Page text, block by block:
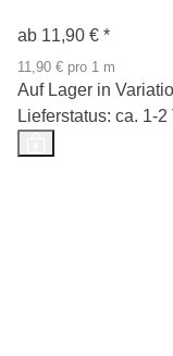
ab 11,90 € *
11,90 € pro 1 m
Auf Lager in
Lieferstatus: ca. 1-2